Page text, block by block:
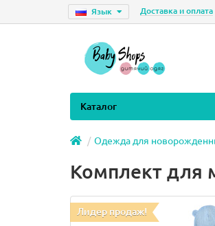
Язык Доставка и оплата
Каталог
Одежда для
Комплект для
Лидер продаж!